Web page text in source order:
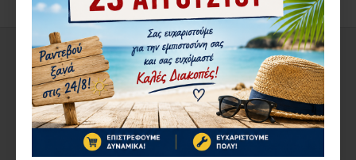
ΑΠΌ ΤΟΝ ΊΔΙΟ ΚΑΤΑΣΚΕΥΑΣΤΉ ΣΤΗΝ ΄ΙΔΙΑ ΚΑΤΗΓΟΡΊΑ
1-3 ΗΜΈΡΕΣ 1-3 ΗΜΈΡΕΣ